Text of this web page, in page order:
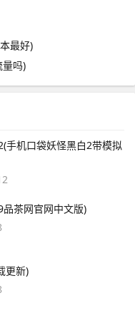
最好)
吗)
手机口袋妖怪黑白2带模拟
茶网官网中文版)
更新)